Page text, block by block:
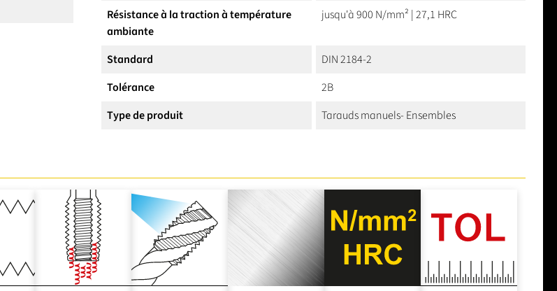
Résistance à la traction à température
ambiante
jusqu'à 900 N/mm² | 27,1 HRC
Standard
DIN 2184-2
Tolérance
2B
Type de produit
Tarauds manuels- Ensembles